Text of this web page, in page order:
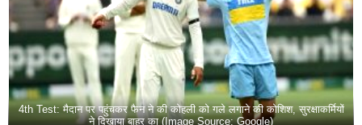
4th Test: मैदान पर पहुंचकर फैन ने की कोहली को गले लगाने की कोशिश, सुरक्षाकर्मियों
ने दिखाया बाहर का (Image Source: Google)